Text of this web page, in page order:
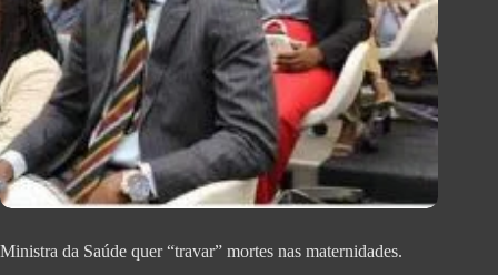
Ministra da Saúde quer “travar” mortes nas maternidades.